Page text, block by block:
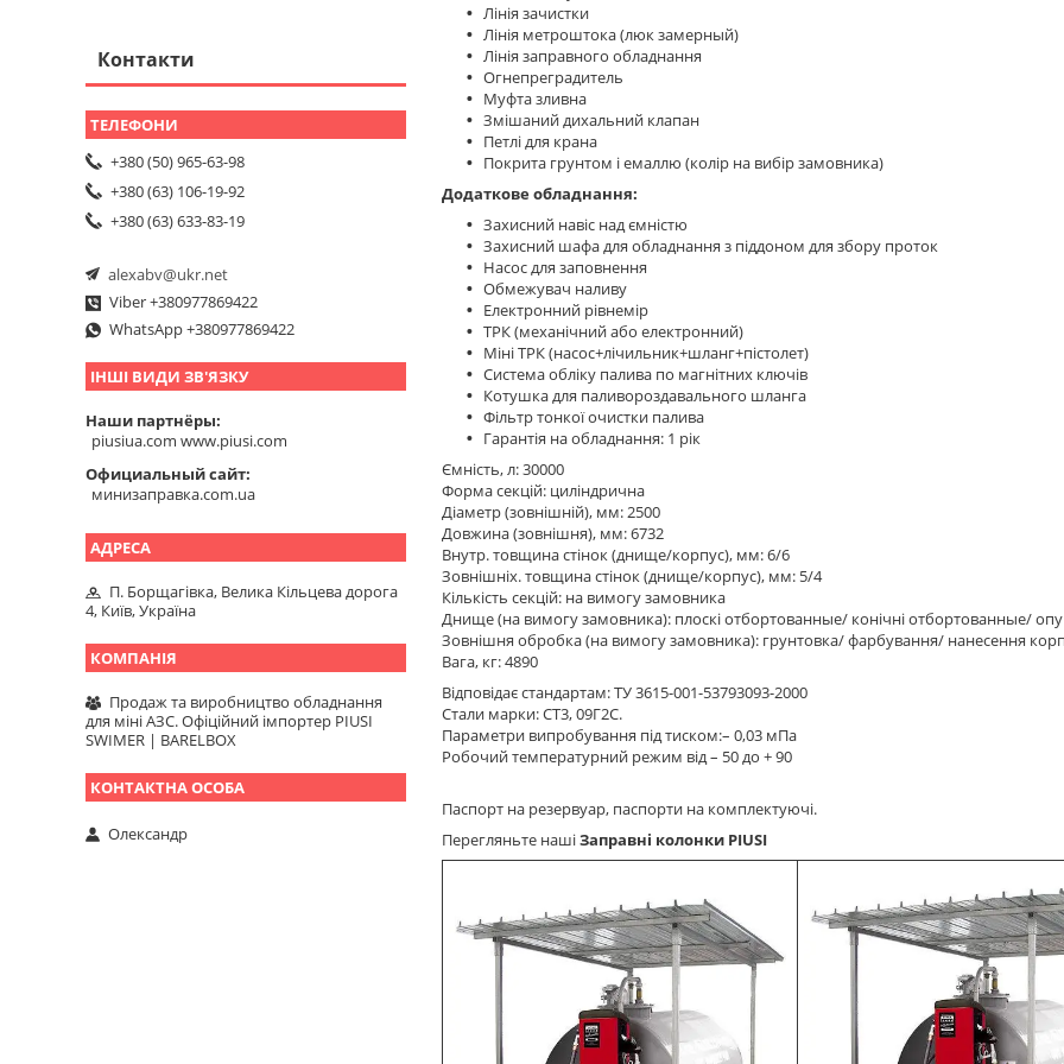
Лінія зачистки
Лінія метроштока (люк замерный)
Лінія заправного обладнання
Огнепреградитель
Муфта зливна
Змішаний дихальний клапан
Петлі для крана
Покрита грунтом і емаллю (колір на вибір замовника)
Додаткове обладнання:
Захисний навіс над ємністю
Захисний шафа для обладнання з піддоном для збору проток
Насос для заповнення
Обмежувач наливу
Електронний рівнемір
ТРК (механічний або електронний)
Міні ТРК (насос+лічильник+шланг+пістолет)
Система обліку палива по магнітних ключів
Котушка для паливороздавального шланга
Фільтр тонкої очистки палива
Гарантія на обладнання: 1 рік
Ємність, л: 30000
Форма секцій: циліндрична
Діаметр (зовнішній), мм: 2500
Довжина (зовнішня), мм: 6732
Внутр. товщина стінок (днище/корпус), мм: 6/6
Зовнішніх. товщина стінок (днище/корпус), мм: 5/4
Кількість секцій: на вимогу замовника
Днище (на вимогу замовника): плоскі отбортованные/ конічні отбортованные/
Зовнішня обробка (на вимогу замовника): грунтовка/ фарбування/ нанесення
Вага, кг: 4890
Відповідає стандартам: ТУ 3615-001-53793093-2000
Стали марки: СТ3, 09Г2С.
Параметри випробування під тиском:– 0,03 мПа
Робочий температурний режим від – 50 до + 90
Паспорт на резервуар, паспорти на комплектуючі.
Перегляньте нашіЗаправні колонки PIUSI
Контакти
+380 (50) 965-63-98
+380 (63) 106-19-92
+380 (63) 633-83-19
alexabv@ukr.net
Viber +380977869422
WhatsApp +380977869422
ІНШІ ВИДИ ЗВ'ЯЗКУ
Наши партнёры
piusiua.com www.piusi.com
Официальный сайт
минизаправка.com.ua
П. Борщагівка, Велика Кільцева дорога
4, Київ, Україна
Продаж та виробництво обладнання
для міні АЗС. Офіційний імпортер PIUSI
SWIMER | BARELBOX
Олександр